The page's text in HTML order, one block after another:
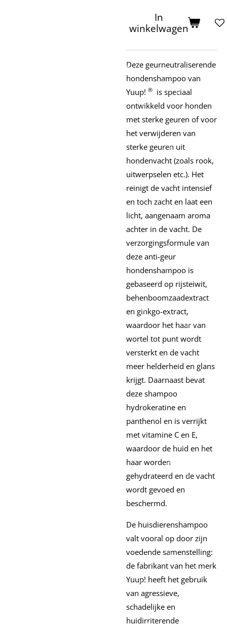
In
winkelwagen
Deze geurneutraliserende
hondenshampoo van
Yuup! ® is speciaal
ontwikkeld voor honden
met sterke geuren of voor
het verwijderen van
sterke geuren uit
hondenvacht (zoals rook,
uitwerpselen etc.). Het
reinigt de vacht intensief
en toch zacht en laat een
licht, aangenaam aroma
achter in de vacht. De
verzorgingsformule van
deze anti-geur
hondenshampoo is
gebaseerd op rijsteiwit,
behenboomzaadextract
en ginkgo-extract,
waardoor het haar van
wortel tot punt wordt
versterkt en de vacht
meer helderheid en glans
krijgt. Daarnaast bevat
deze shampoo
hydrokeratine en
panthenol en is verrijkt
met vitamine C en E,
waardoor de huid en het
haar worden
gehydrateerd en de vacht
wordt gevoed en
beschermd.
De huisdierenshampoo
valt vooral op door zijn
voedende samenstelling:
de fabrikant van het merk
Yuup! heeft het gebruik
van agressieve,
schadelijke en
huidirriterende